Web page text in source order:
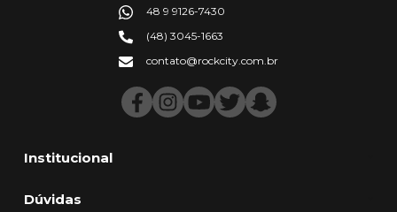
Institucional
Dúvidas
48 9 9126-7430
(48) 3045-1663
contato@rockcity.com.br